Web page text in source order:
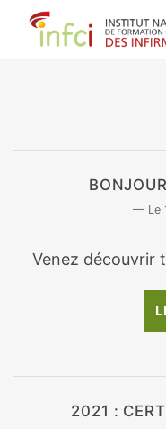
Venez découvrir
2021 :